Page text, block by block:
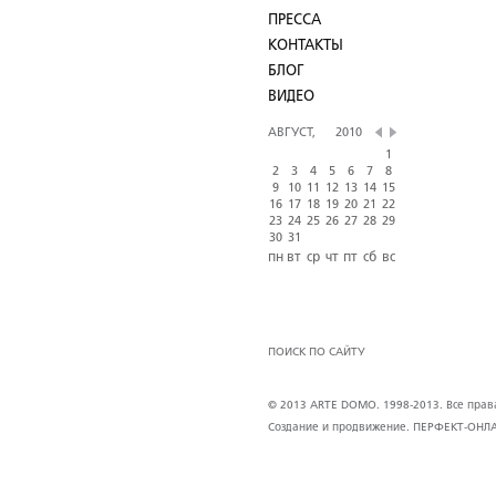
ПРЕССА
КОНТАКТЫ
БЛОГ
ВИДЕО
АВГУСТ,
2010
1
2
3 4 5 6 7
8
9
10 11 12 13 14
15
16 17 18 19 20 21
22
23 24 25 26 27 28 29
30 31
пн вт ср чт пт сб вс
ПОИСК ПО САЙТУ
© 2013 ARTE DOMO. 1998-2013. Все
Создание и продвижение. ПЕРФЕКТ-